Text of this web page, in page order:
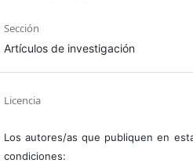
Sección
Artículos de investigación
Licencia
Los autores/as que publiquen en
condiciones: